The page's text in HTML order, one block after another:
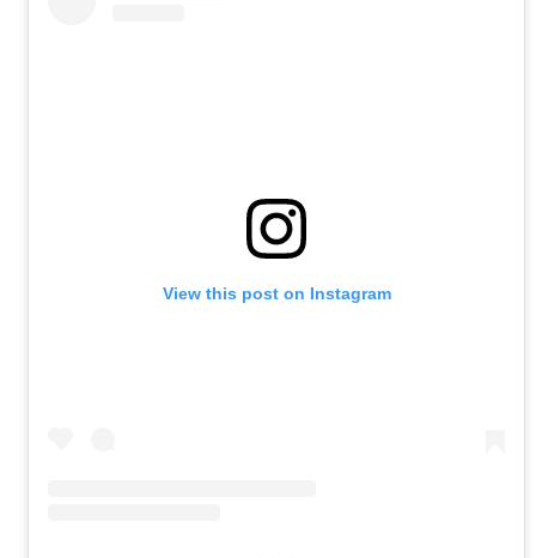
View this post on Instagram